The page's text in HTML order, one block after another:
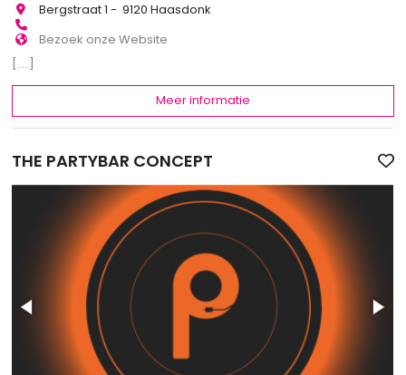
Bergstraat 1 - 9120 Haasdonk
Bezoek onze Website
[...]
Meer informatie
THE PARTYBAR CONCEPT